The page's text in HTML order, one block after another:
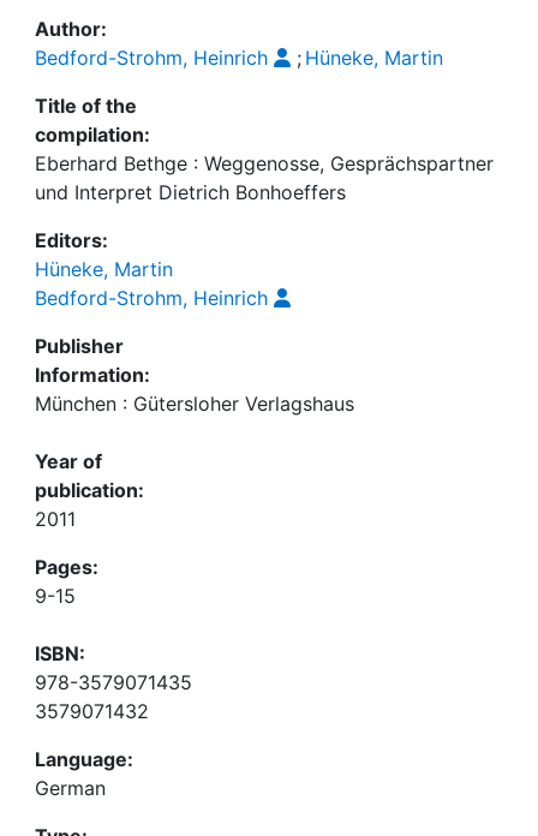
Author:
Bedford-Strohm, Heinrich
; Hüneke, Martin
Title of the
compilation:
Eberhard Bethge : Weggenosse, Gesprächspartner
und Interpret Dietrich Bonhoeffers
Editors:
Hüneke, Martin
Bedford-Strohm, Heinrich
Publisher
Information:
München : Gütersloher Verlagshaus
Year of
publication:
2011
Pages:
9-15
ISBN:
978-3579071435
3579071432
Language:
German